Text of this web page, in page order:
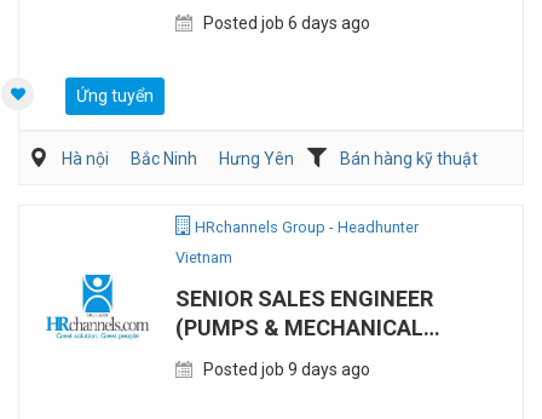
SEALS)Posted job 6 days ago
Ứng tuyển
Hà nội Bắc Ninh Hưng Yên
Bán hàng kỹ thuật
HRchannels Group - Headhunter
Vietnam
SENIOR SALES ENGINEER
(PUMPS & MECHANICAL
SEALS)Posted job 9 days ago